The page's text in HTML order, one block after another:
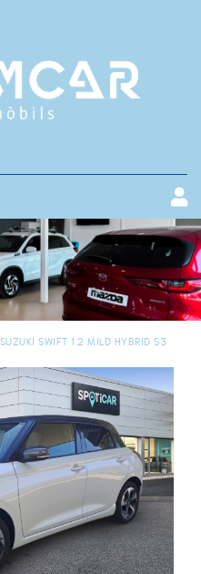
SUZUKI SWIFT 1.2 MILD HYBRID S3